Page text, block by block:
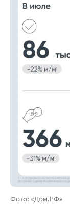
Фото: «Дом.РФ»